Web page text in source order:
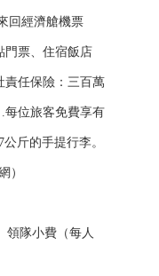
回經濟艙機票
門票、住宿飯店
責任保險：三百萬
每位旅客免費享有
斤的手提行李。
）
領隊小費（每人